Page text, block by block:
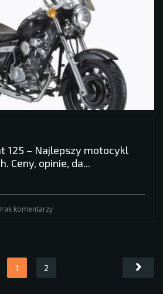
125 – Najlepszy motocykl
Ceny, opinie, da...
komentarzy
1 2